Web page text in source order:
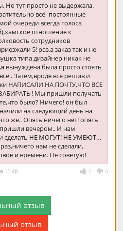
Но тут просто не выдержала.
всё- постоянные
очереди всегда голоса
отношение к
сотрудников
5! раз,а заказ так и не
типа дизайнер никак не
вынуждена была просто стоять
Затем,вроде все решив и
НАПИСАЛИ НА ПОЧТУ,ЧТО ВСЕ
! Мы пришли получать
было? Ничего! он был
на следующий день на
же.. Опять ничего нет! опять
вечером.. И нам
сделать НЕ МОГУТ! НЕ УМЕЮТ…
нам не сделали,
и времени. Не советую!
0 0
11:40
отзыв
отзыв